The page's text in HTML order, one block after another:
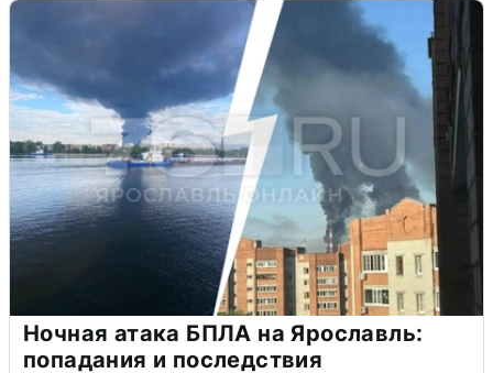
Ночная атака БПЛА на Ярославль:
попадания и последствия